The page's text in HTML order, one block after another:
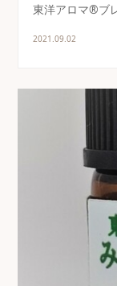
東洋アロマ®ブ
2021.09.02